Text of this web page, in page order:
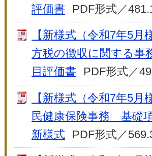
評価書
PDF形式／
【新様式（令和7年5月
方税の徴収に関する
目評価書
PDF形式／
【新様式（令和7年5月
民健康保険事務 基礎項
新様式
PDF形式／